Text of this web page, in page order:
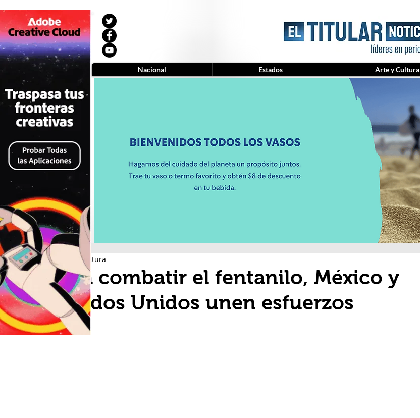
Para combatir el fentanilo, México y
Estados Unidos unen esfuerzos
2 min de lectura
Nacional Estados Arte y Cultura